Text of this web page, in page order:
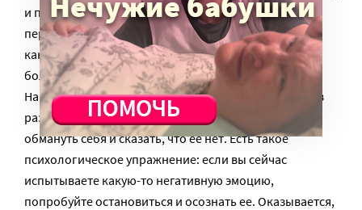
и понять чужую боль можно, только имея опыт
переживания и осознания личной боли. А вот с этим
как раз большая проблема. Потому что испытывать
боль неприятно, страшно, вредно для здоровья.
Намного проще от нее отмахнуться, сбежать от нее в
развлечения, в еду, в алкоголь. Наконец, просто
обмануть себя и сказать, что ее нет. Есть такое
психологическое упражнение: если вы сейчас
испытываете какую-то негативную эмоцию,
попробуйте остановиться и осознать ее. Оказывается,